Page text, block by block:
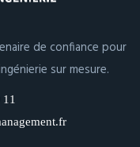
de confiance pour
sur mesure.